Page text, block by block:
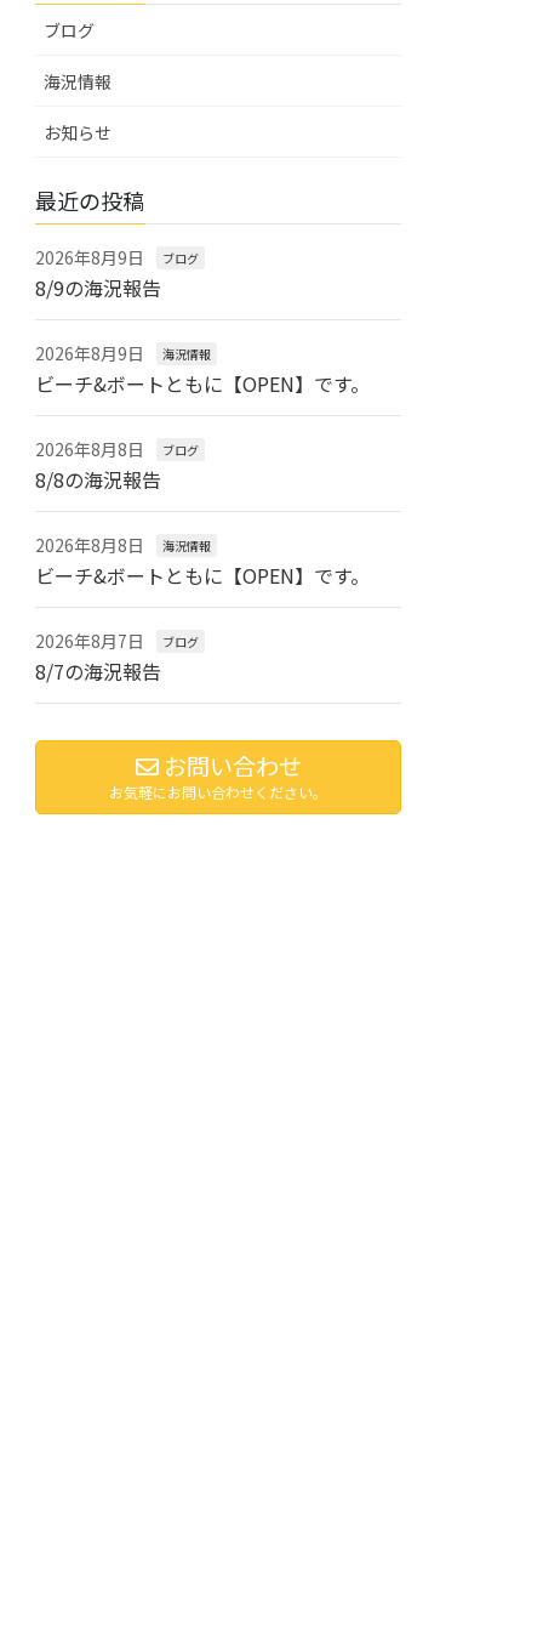
ブログ
海況情報
お知らせ
最近の投稿
2026年8月9日 ブログ
8/9の海況報告
2026年8月9日 海況情報
ビーチ&ボートともに【OPEN】です。
2026年8月8日 ブログ
8/8の海況報告
2026年8月8日 海況情報
ビーチ&ボートともに【OPEN】です。
2026年8月7日 ブログ
8/7の海況報告
お問い合わせ
お気軽にお問い合わせください。